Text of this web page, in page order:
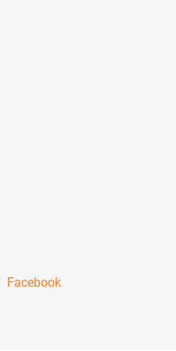
Facebook